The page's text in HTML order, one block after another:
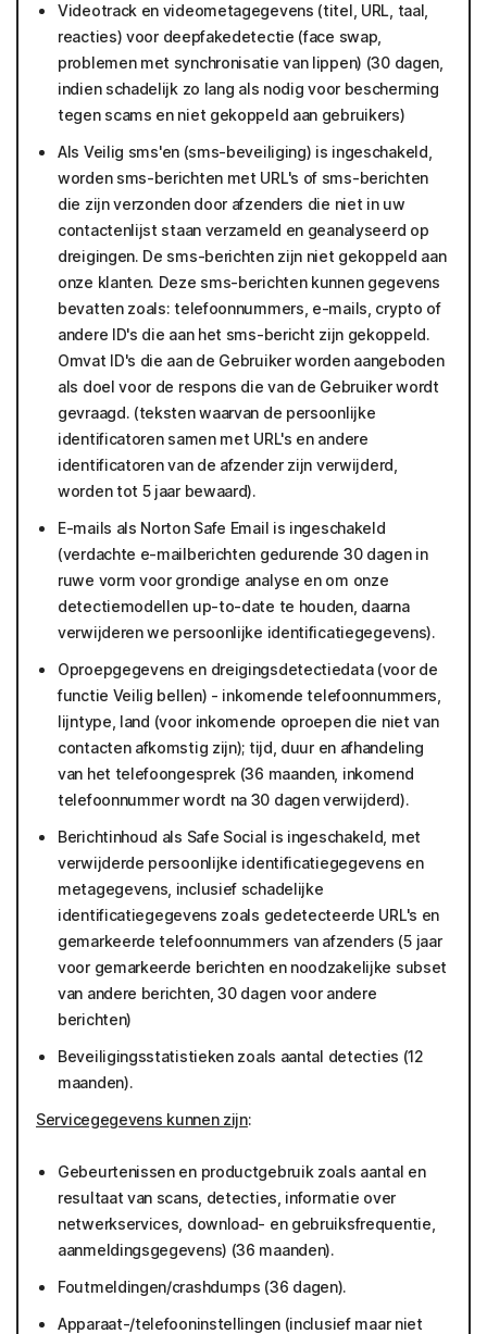
Videotrack en videometagegevens (titel, URL, taal,
reacties) voor deepfakedetectie (face swap,
problemen met synchronisatie van lippen) (30 dagen,
indien schadelijk zo lang als nodig voor bescherming
tegen scams en niet gekoppeld aan gebruikers)
Als Veilig sms'en (sms-beveiliging) is ingeschakeld,
worden sms-berichten met URL's of sms-berichten
die zijn verzonden door afzenders die niet in uw
contactenlijst staan verzameld en geanalyseerd op
dreigingen. De sms-berichten zijn niet gekoppeld aan
onze klanten. Deze sms-berichten kunnen gegevens
bevatten zoals: telefoonnummers, e-mails, crypto of
andere ID's die aan het sms-bericht zijn gekoppeld.
Omvat ID's die aan de Gebruiker worden aangeboden
als doel voor de respons die van de Gebruiker wordt
gevraagd. (teksten waarvan de persoonlijke
identificatoren samen met URL's en andere
identificatoren van de afzender zijn verwijderd,
worden tot 5 jaar bewaard).
E-mails als Norton Safe Email is ingeschakeld
(verdachte e-mailberichten gedurende 30 dagen in
ruwe vorm voor grondige analyse en om onze
detectiemodellen up-to-date te houden, daarna
verwijderen we persoonlijke identificatiegegevens).
Oproepgegevens en dreigingsdetectiedata (voor de
functie Veilig bellen) - inkomende telefoonnummers,
lijntype, land (voor inkomende oproepen die niet van
contacten afkomstig zijn); tijd, duur en afhandeling
van het telefoongesprek (36 maanden, inkomend
telefoonnummer wordt na 30 dagen verwijderd).
Berichtinhoud als Safe Social is ingeschakeld, met
verwijderde persoonlijke identificatiegegevens en
metagegevens, inclusief schadelijke
identificatiegegevens zoals gedetecteerde URL's en
gemarkeerde telefoonnummers van afzenders (5 jaar
voor gemarkeerde berichten en noodzakelijke subset
van andere berichten, 30 dagen voor andere
berichten)
Beveiligingsstatistieken zoals aantal detecties (12
maanden).
Servicegegevens kunnen zijn:
Gebeurtenissen en productgebruik zoals aantal en
resultaat van scans, detecties, informatie over
netwerkservices, download- en gebruiksfrequentie,
aanmeldingsgegevens) (36 maanden).
Foutmeldingen/crashdumps (36 dagen).
Apparaat-/telefooninstellingen (inclusief maar niet